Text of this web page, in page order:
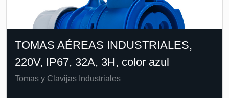
TOMAS AÉREAS INDUSTRIALES,
220V, IP67, 32A, 3H, color azul
Tomas y Clavijas Industriales